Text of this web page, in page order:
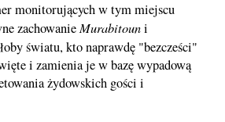
monitorujących w tym miejscu
zachowanieMurabitouni
światu, kto naprawdę "bezcześci"
i zamienia je w bazę wypadową
żydowskich gości i